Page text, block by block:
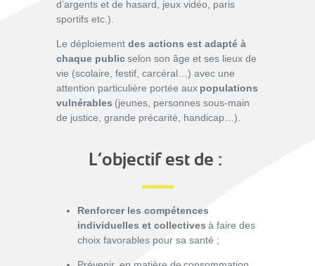
d’argents et de hasard, jeux vidéo, paris
sportifs etc.).
Le déploiement des actions est adapté à
chaque publicselon son âge et ses lieux de
vie (scolaire, festif, carcéral…) avec une
attention particulière portée aux populations
vulnérables (jeunes, personnes sous-main
de justice, grande précarité, handicap…).
L’objectif est de :
Renforcer les compétences
individuelles et collectives à faire des
choix favorables pour sa santé ;